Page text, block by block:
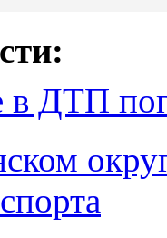
в ДТП